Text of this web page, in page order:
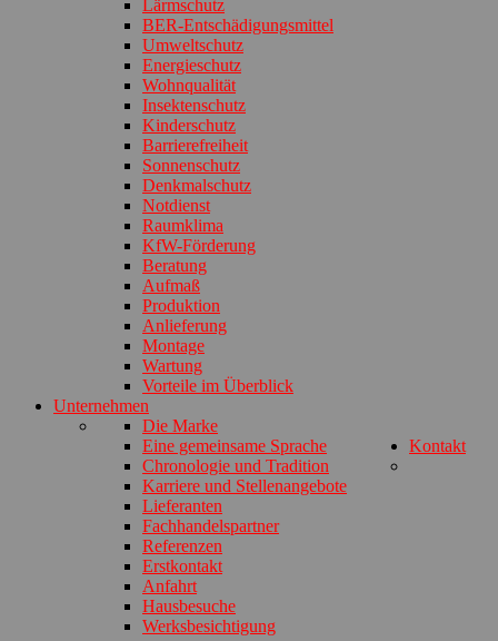
Lärmschutz
BER-Entschädigungsmittel
Umweltschutz
Energieschutz
Wohnqualität
Insektenschutz
Kinderschutz
Barrierefreiheit
Sonnenschutz
Denkmalschutz
Notdienst
Raumklima
KfW-Förderung
Beratung
Aufmaß
Produktion
Anlieferung
Montage
Wartung
Vorteile im Überblick
Unternehmen
Die Marke
Eine gemeinsame Sprache
Chronologie und Tradition
Karriere und Stellenangebote
Lieferanten
Fachhandelspartner
Referenzen
Kontakt
Erstkontakt
Anfahrt
Hausbesuche
Werksbesichtigung